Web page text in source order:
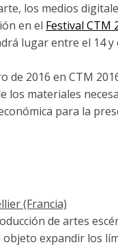
los medios
en el Festival CTM
lugar entre el 14
de 2016 en CTM
los materiales
para la
(Francia)
de artes
expandir los